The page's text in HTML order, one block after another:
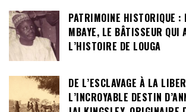
PATRIMOINE HISTORIQUE :
MBAYE, LE BÂTISSEUR QUI
L’HISTOIRE DE LOUGA
DE L’ESCLAVAGE À LA
L’INCROYABLE DESTIN